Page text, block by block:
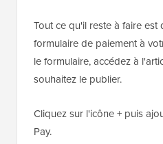
Tout ce qu'il reste à faire
formulaire de paiement à
le formulaire, accédez à
souhaitez le publier.
Cliquez sur l'icône + puis
Pay.